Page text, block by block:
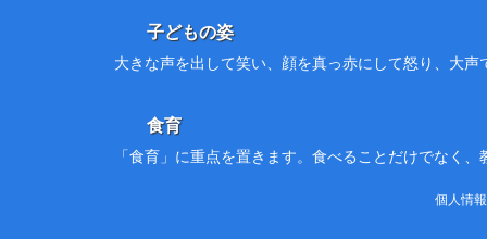
子どもの姿
大きな声を出して笑い、顔を真っ赤にして怒り、大
食育
「食育」に重点を置きます。食べることだけでなく
個人情